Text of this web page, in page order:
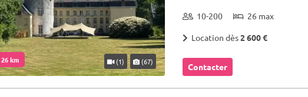
km (1) (67)
10-200 26 max
Location dès2 600 €
Contacter